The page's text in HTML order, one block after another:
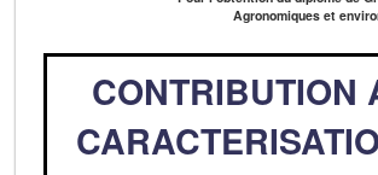
Agronomiques et
CONTRIBUTION